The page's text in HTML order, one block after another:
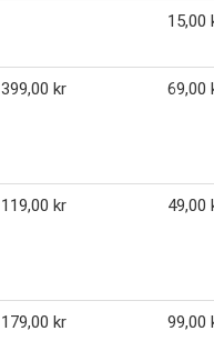
15,00
399,00 kr 69,00
119,00 kr 49,00
179,00 kr 99,00